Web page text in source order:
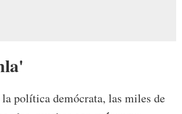
política demócrata, las miles de